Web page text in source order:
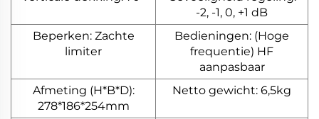
-2, -1, 0, +1 dB
Beperken: Zachte
limiter
Bedieningen: (Hoge
frequentie) HF
aanpasbaar
Afmeting (H*B*D):
278*186*254mm
Netto gewicht: 6,5kg